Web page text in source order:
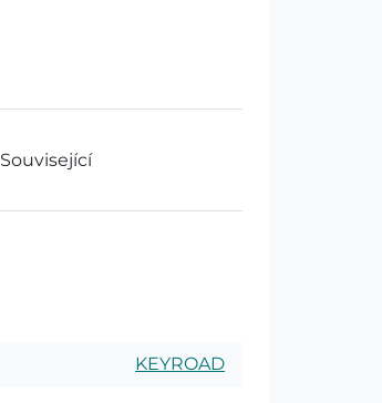
Související
KEYROAD